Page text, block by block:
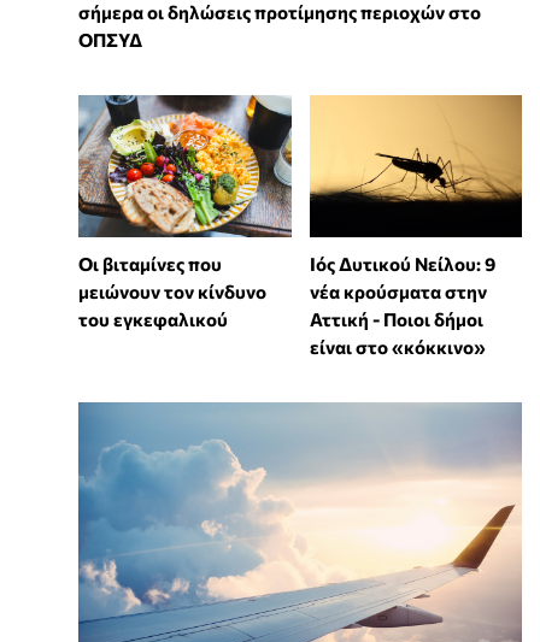
σήμερα οι δηλώσεις προτίμησης περιοχών στο
ΟΠΣΥΔ
Οι βιταμίνες που
μειώνουν τον κίνδυνο
του εγκεφαλικού
Ιός Δυτικού Νείλου: 9
νέα κρούσματα στην
Αττική - Ποιοι δήμοι
είναι στο «κόκκινο»